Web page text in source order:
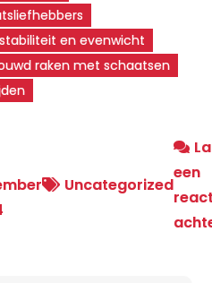
stabiliteit en evenwicht
raken met schaatsen
Uncategorized
een